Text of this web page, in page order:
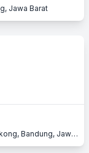
Jawa Barat
Pujasera 47, Jl. Lengkong Besar No. 47, Lengkong, Bandung, Jawa Barat